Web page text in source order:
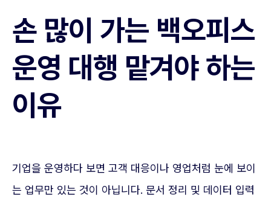
손 많이 가는 백오피스
운영 대행 맡겨야 하는
이유
기업을 운영하다 보면 고객 대응이나 영업처럼 눈에 보이
는 업무만 있는 것이 아닙니다. 문서 정리 및 데이터 입력